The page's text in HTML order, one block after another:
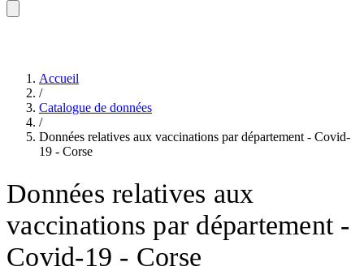
Accueil
/
Catalogue de données
/
Données relatives aux vaccinations par département - Covid-
19 - Corse
Données relatives aux
vaccinations par département -
Covid-19 - Corse